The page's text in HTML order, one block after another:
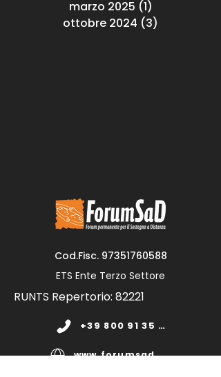
marzo 2025 (1)
ottobre 2024 (3)
Cod.Fisc. 97351760588
ETS Ente Terzo Settore
RUNTS Repertorio: 82221
+39 800 91 35 11
www.forumsad.org